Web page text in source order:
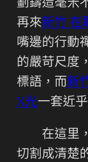
劃鑄造毫米
再來新竹 在
嘴邊的行動
的嚴苛尺度，
標語，而新
X光一套近
在這里
切割成清楚